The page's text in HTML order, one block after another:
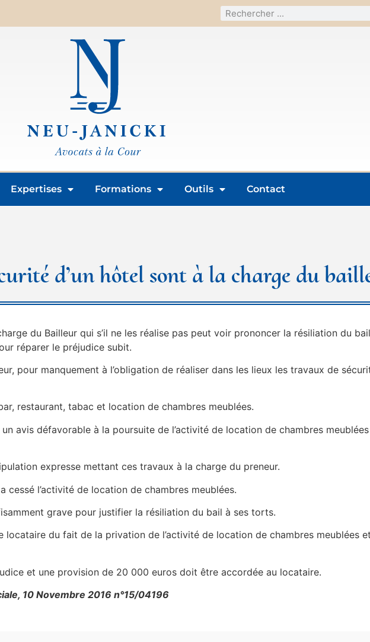
Expertises Formations Outils Contact
d’un hôtel sont à la charge du
du Bailleur qui s’il ne les réalise pas peut voir prononcer la résiliation du
réparer le préjudice subit.
pour manquement à l’obligation de réaliser dans les lieux les travaux de
restaurant, tabac et location de chambres meublées.
avis défavorable à la poursuite de l’activité de location de chambres
expresse mettant ces travaux à la charge du preneur.
cessé l’activité de location de chambres meublées.
grave pour justifier la résiliation du bail à ses torts.
du fait de la privation de l’activité de location de chambres meublées
et une provision de 20 000 euros doit être accordée au locataire.
10 Novembre 2016 n°15/04196